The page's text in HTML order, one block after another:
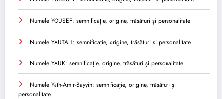
Numele YOUSEF: semnificație, origine, trăsături și personalitate
Numele YAUTAH: semnificație, origine, trăsături și personalitate
Numele YAUK: semnificație, origine, trăsături și personalitate
Numele Yath-Amir-Bayyin: semnificație, origine, trăsături și
personalitate